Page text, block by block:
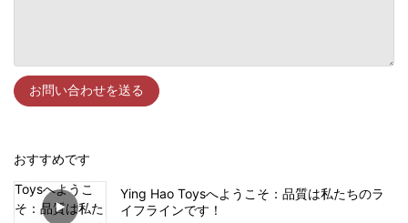
お問い合わせを送る
おすすめです
Ying Hao Toysへようこそ：品質は私たちのラ
イフラインです！